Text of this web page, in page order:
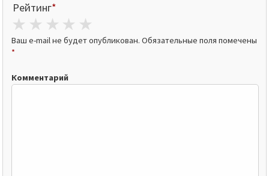
Рейтинг*
4 stars
3 stars
2 stars
1 star
Ваш e-mail не будет опубликован. Обязательные поля помечены
*
Комментарий